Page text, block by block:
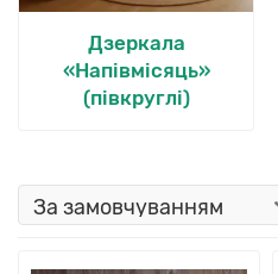
Дзеркала
«Напівмісяць»
(півкруглі)